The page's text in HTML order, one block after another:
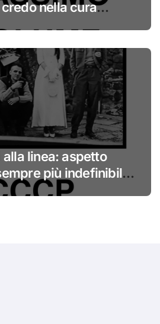
nella cura
alla linea: aspetto
più indefinibile